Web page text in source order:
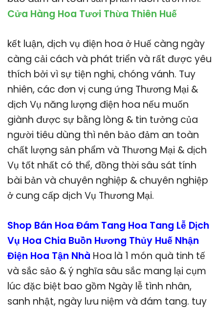
Cửa Hàng Hoa Tươi Thừa Thiên Huế
kết luận, dịch vụ điện hoa ở Huế càng ngày
càng cải cách và phát triển và rất được yêu
thích bởi vì sự tiện nghi, chóng vánh. Tuy
nhiên, các đơn vị cung ứng Thương Mại &
dịch Vụ năng lượng điện hoa nếu muốn
giành được sự bằng lòng & tin tưởng của
người tiêu dùng thì nên bảo đảm an toàn
chất lượng sản phẩm và Thương Mại & dịch
Vụ tốt nhất có thể, đồng thời sâu sát tính
bài bản và chuyên nghiệp & chuyên nghiệp
ở cung cấp dịch Vụ Thương Mại.
Shop Bán Hoa Đám Tang Hoa Tang Lễ Dịch
Vụ Hoa Chia Buồn Hương Thủy Huế Nhận
Điện Hoa Tận Nhà Hoa là 1 món quà tinh tế
và sắc sảo & ý nghĩa sâu sắc mang lại cụm
lúc đặc biệt bao gồm Ngày lễ tình nhân,
sanh nhật, ngày lưu niệm và đám tang. tuy